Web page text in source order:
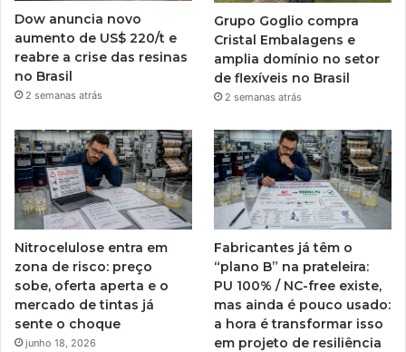
Dow anuncia novo
aumento de US$ 220/t e
reabre a crise das resinas
no Brasil
2 semanas atrás
Grupo Goglio compra
Cristal Embalagens e
amplia domínio no setor
de flexíveis no Brasil
2 semanas atrás
Nitrocelulose entra em
zona de risco: preço
sobe, oferta aperta e o
mercado de tintas já
sente o choque
junho 18, 2026
Fabricantes já têm o
“plano B” na prateleira:
PU 100% / NC-free existe,
mas ainda é pouco usado:
a hora é transformar isso
em projeto de resiliência